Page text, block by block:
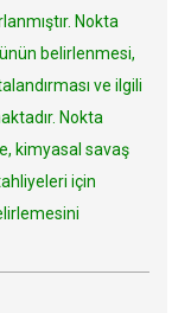
Nokta
belirlenmesi,
ve ilgili
Nokta
kimyasal savaş
için